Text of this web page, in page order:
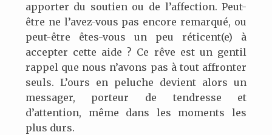
apporter du soutien ou de l’affection. Peut-
être ne l’avez-vous pas encore remarqué, ou
peut-être êtes-vous un peu réticent(e) à
accepter cette aide ? Ce rêve est un gentil
rappel que nous n’avons pas à tout affronter
seuls. L’ours en peluche devient alors un
messager, porteur de tendresse et
d’attention, même dans les moments les
plus durs.